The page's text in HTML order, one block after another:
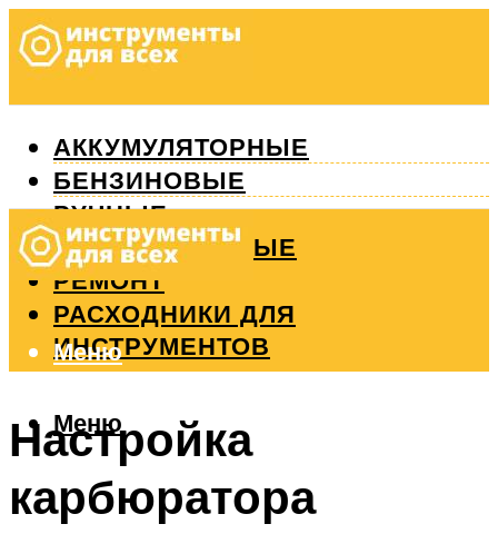
АККУМУЛЯТОРНЫЕ
БЕНЗИНОВЫЕ
РУЧНЫЕ
ИЗМЕРИТЕЛЬНЫЕ
РЕМОНТ
РАСХОДНИКИ ДЛЯ
ИНСТРУМЕНТОВ
Меню
Меню
Настройка
карбюратора